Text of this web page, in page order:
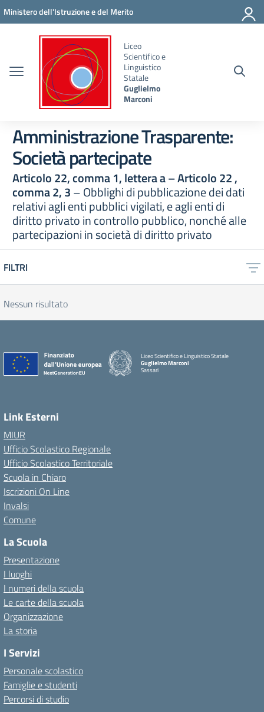
Vai ai contenuti
Vai al menu di navigazione
Vai al footer
Ministero dell'Istruzione e del Merito
Liceo
Scientifico e
Linguistico
Statale
Guglielmo
Marconi
Amministrazione Trasparente:
Società partecipate
Articolo 22, comma 1, lettera a – Articolo 22 ,
comma 2, 3– Obblighi di pubblicazione dei dati
relativi agli enti pubblici vigilati, e agli enti di
diritto privato in controllo pubblico, nonché alle
partecipazioni in società di diritto privato
FILTRI
Nessun risultato
Liceo Scientifico e Linguistico Statale
Guglielmo Marconi
Sassari
Link Esterni
MIUR
Ufficio Scolastico Regionale
Ufficio Scolastico Territoriale
Scuola in Chiaro
Iscrizioni On Line
Invalsi
Comune
La Scuola
Presentazione
I luoghi
I numeri della scuola
Le carte della scuola
Organizzazione
La storia
I Servizi
Personale scolastico
Famiglie e studenti
Percorsi di studio